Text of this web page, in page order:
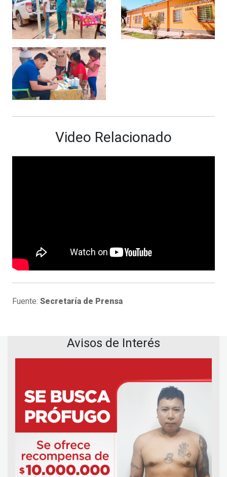
Video Relacionado
Fuente: Secretaría de Prensa
Avisos de Interés